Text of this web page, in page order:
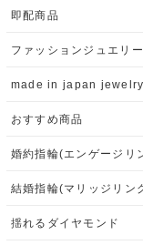
即配商品
ファッションジュエリー
made in japan jewelry
おすすめ商品
婚約指輪(エンゲージリ
結婚指輪(マリッジリン
揺れるダイヤモンド